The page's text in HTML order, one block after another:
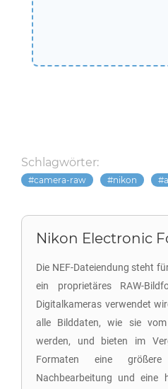
Schlagwörter:
camera-raw nikon
Nikon Electronic
Die NEF-Dateiendung steht
ein proprietäres RAW-
Digitalkameras verwendet
alle Bilddaten, wie sie vom
werden, und bieten im
Formaten eine
Nachbearbeitung und eine